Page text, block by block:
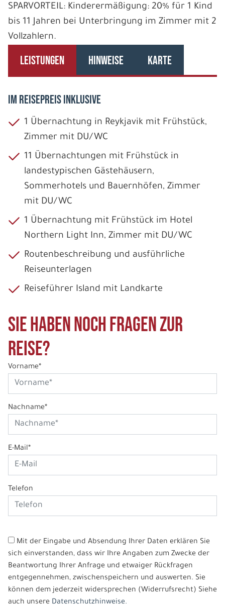
SPARVORTEIL: Kinderermäßigung: 20% für 1 Kind
bis 11 Jahren bei Unterbringung im Zimmer mit 2
Vollzahlern.
LEISTUNGEN HINWEISE KARTE
IM REISEPREIS INKLUSIVE
1 Übernachtung in Reykjavik mit Frühstück,
Zimmer mit DU/WC
11 Übernachtungen mit Frühstück in
landestypischen Gästehäusern,
Sommerhotels und Bauernhöfen, Zimmer
mit DU/WC
1 Übernachtung mit Frühstück im Hotel
Northern Light Inn, Zimmer mit DU/WC
Routenbeschreibung und ausführliche
Reiseunterlagen
Reiseführer Island mit Landkarte
Sie haben noch Fragen zur
Reise?
Vorname*
Nachname*
E-Mail*
Telefon
Mit der Eingabe und Absendung Ihrer Daten erklären Sie
sich einverstanden, dass wir Ihre Angaben zum Zwecke der
Beantwortung Ihrer Anfrage und etwaiger Rückfragen
entgegennehmen, zwischenspeichern und auswerten. Sie
können dem jederzeit widersprechen (Widerrufsrecht) Siehe
auch unsere Datenschutzhinweise.